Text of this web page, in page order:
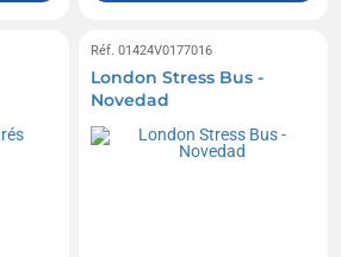
Réf. 01424V0177016
London Stress Bus -
Novedad